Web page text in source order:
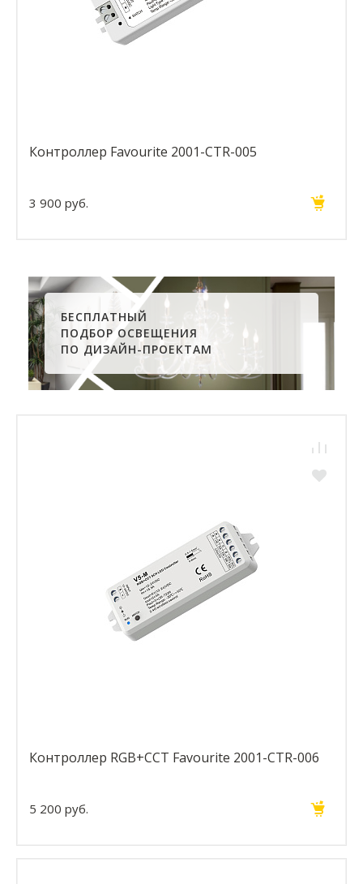
Контроллер Favourite 2001-CTR-005
3 900 руб.
БЕСПЛАТНЫЙ
ПОДБОР ОСВЕЩЕНИЯ
ПО ДИЗАЙН-ПРОЕКТАМ
Контроллер RGB+CCT Favourite 2001-CTR-006
5 200 руб.